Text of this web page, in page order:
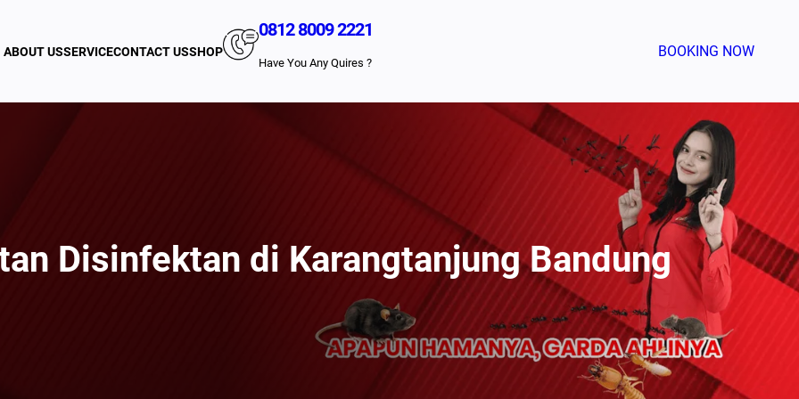
ABOUT USSERVICECONTACT USSHOP
0812 8009 2221
Have You Any Quires ?
BOOKING NOW
Disinfektan di Karangtanjung Bandung